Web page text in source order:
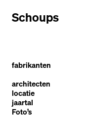
projecten
Schoups
fabrikanten
architecten
locatie
jaartal
Foto’s